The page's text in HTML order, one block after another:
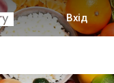
Вхід